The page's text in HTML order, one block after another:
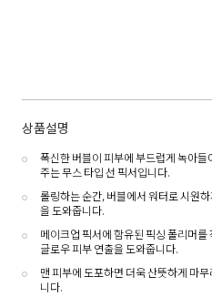
상품설명
폭신한 버블이 피부에 부드럽게 녹아
주는 무스 타입 선 픽서입니다.
롤링하는 순간, 버블에서 워터로 시원
을 도와줍니다.
메이크업 픽서에 함유된 픽싱 폴리머
글로우 피부 연출을 도와줍니다.
맨 피부에 도포하면 더욱 산뜻하게 마
니다.